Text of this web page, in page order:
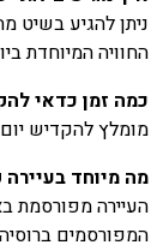
ניתן להגיע בשיט
החוויה המיוחדת
כמה זמן כדאי
מומלץ להקדיש
מה מיוחד בעיירה
העיירה מפורסמת
המפורסמים